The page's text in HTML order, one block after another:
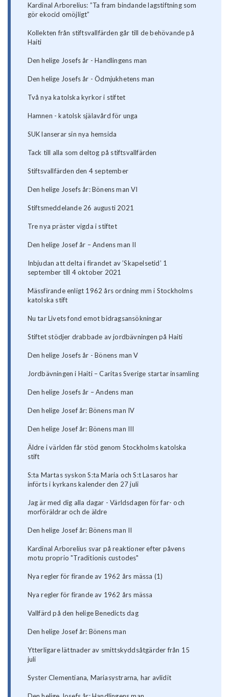
Kardinal Arborelius: ”Ta fram bindande lagstiftning som
gör ekocid omöjligt”
Kollekten från stiftsvallfärden går till de behövande på
Haiti
Den helige Josefs år - Handlingens man
Den helige Josefs år - Ödmjukhetens man
Två nya katolska kyrkor i stiftet
Hamnen - katolsk själavård för unga
SUK lanserar sin nya hemsida
Tack till alla som deltog på stiftsvallfärden
Stiftsvallfärden den 4 september
Den helige Josefs år: Bönens man VI
Stiftsmeddelande 26 augusti 2021
Tre nya präster vigda i stiftet
Den helige Josef år – Andens man II
Inbjudan att delta i firandet av ’Skapelsetid’ 1
september till 4 oktober 2021
Mässfirande enligt 1962 års ordning mm i Stockholms
katolska stift
Nu tar Livets fond emot bidragsansökningar
Stiftet stödjer drabbade av jordbävningen på Haiti
Den helige Josefs år - Bönens man V
Jordbävningen i Haiti – Caritas Sverige startar insamling
Den helige Josefs år – Andens man
Den helige Josef år: Bönens man IV
Den helige Josef år: Bönens man III
Äldre i världen får stöd genom Stockholms katolska
stift
S:ta Martas syskon S:ta Maria och S:t Lasaros har
införts i kyrkans kalender den 27 juli
Jag är med dig alla dagar - Världsdagen för far- och
morföräldrar och de äldre
Den helige Josef år: Bönens man II
Kardinal Arborelius svar på reaktioner efter påvens
motu proprio "Traditionis custodes"
Nya regler för firande av 1962 års mässa (1)
Nya regler för firande av 1962 års mässa
Vallfärd på den helige Benedicts dag
Den helige Josef år: Bönens man
Ytterligare lättnader av smittskyddsåtgärder från 15
juli
Syster Clementiana, Mariasystrarna, har avlidit